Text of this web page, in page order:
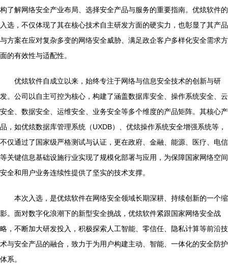
构了解网络安全产业布局、选择安全产品与服务的重要指南。优炫软件的
入选，不仅体现了其在核心技术自主研发方面的硬实力，也彰显了其产品
与方案在应对复杂多变的网络安全威胁、满足政企客户多样化安全需求方
面的有效性与适配性。
优炫软件自成立以来，始终专注于网络与信息安全技术的创新与研
发。公司以自主可控为核心，构建了涵盖数据库安全、操作系统安全、云
安全、数据安全、运维安全、业务安全等多个维度的产品矩阵。其核心产
品，如优炫数据库管理系统（UXDB）、优炫操作系统安全增强系统等，
不仅通过了国家级严格测试与认证，更在政府、金融、能源、医疗、电信
等关键信息基础设施行业实现了规模化部署与应用，为保障国家网络空间
安全和用户业务连续性提供了坚实的技术支撑。
本次入选，是优炫软件在网络安全领域长期深耕、持续创新的一个缩
影。面对数字化浪潮下的新型安全挑战，优炫软件紧跟国家网络安全战
略，不断加大研发投入，积极探索人工智能、零信任、隐私计算等前沿技
术与安全产品的融合，致力于为用户构建主动、智能、一体化的安全防护
体系。